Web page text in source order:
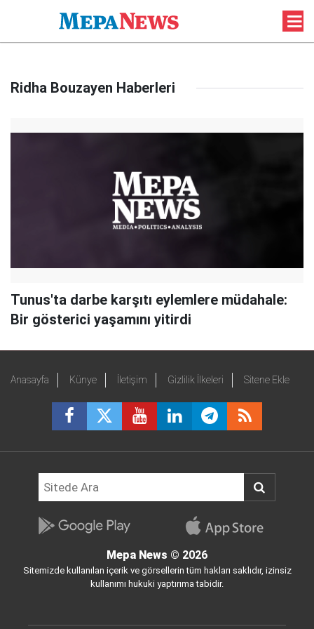
Ridha Bouzayen Haberleri
Tunus'ta darbe karşıtı eylemlere müdahale:
Bir gösterici yaşamını yitirdi
Anasayfa Künye İletişim Gizlilik İlkeleri Sitene Ekle
Mepa News © 2026
Sitemizde kullanılan içerik ve görsellerin tüm hakları saklıdır, izinsiz
kullanımı hukuki yaptırıma tabidir.